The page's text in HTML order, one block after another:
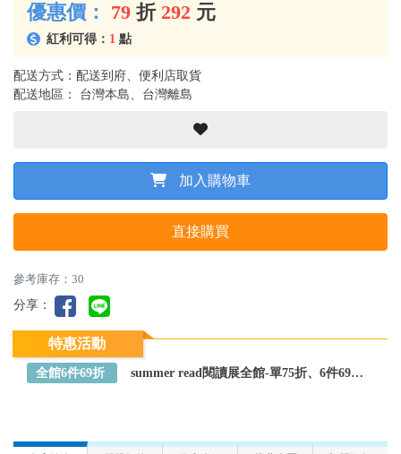
優惠價： 79 折 292 元
紅利可得： 1 點
配送方式：配送到府、便利店取貨
配送地區： 台灣本島、台灣離島
加入購物車
直接購買
參考庫存：30
分享：
特惠活動
全館6件69折 summer read閱讀展全館-單75折、6件69折～全館任選